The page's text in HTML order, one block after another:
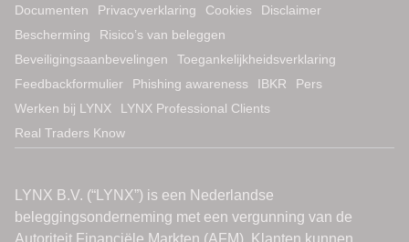
Documenten Privacyverklaring Cookies
Disclaimer
Bescherming
Risico’s van beleggen
Beveiligingsaanbevelingen
Toegankelijkheidsverklaring
Feedbackformulier
Phishing awareness IBKR
Pers
Werken bij LYNX
LYNX Professional Clients
Real Traders Know